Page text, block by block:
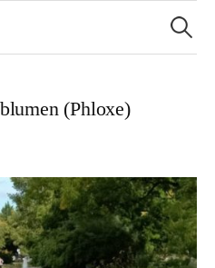
nach:
(Phloxe)